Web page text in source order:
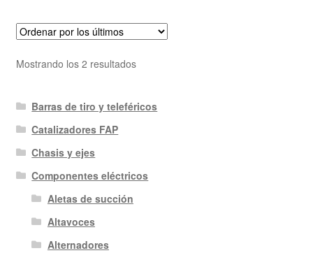
Mostrando los 2 resultadosOrdenado
últimos
Barras de tiro y teleféricos
Catalizadores FAP
Chasis y ejes
Componentes eléctricos
Aletas de succión
Altavoces
Alternadores